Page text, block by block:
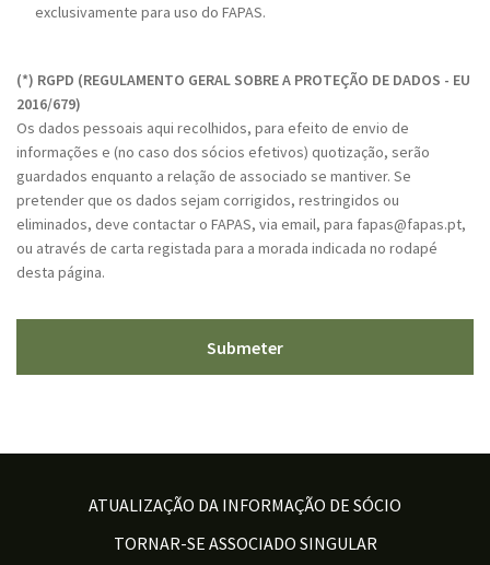
exclusivamente para uso do FAPAS.
A
P
C
H
A
(*) RGPD (REGULAMENTO GERAL SOBRE A PROTEÇÃO DE DADOS - EU
2016/679)
Os dados pessoais aqui recolhidos, para efeito de envio de
informações e (no caso dos sócios efetivos) quotização, serão
guardados enquanto a relação de associado se mantiver. Se
pretender que os dados sejam corrigidos, restringidos ou
eliminados, deve contactar o FAPAS, via email, para fapas@fapas.pt,
ou através de carta registada para a morada indicada no rodapé
desta página.
ATUALIZAÇÃO DA INFORMAÇÃO DE SÓCIO
TORNAR-SE ASSOCIADO SINGULAR